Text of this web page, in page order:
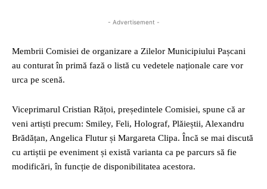
- Advertisement -
Membrii Comisiei de organizare a Zilelor Municipiului Pașcani
au conturat în primă fază o listă cu vedetele naționale care vor
urca pe scenă.
Viceprimarul Cristian Rățoi, președintele Comisiei, spune că ar
veni artiști precum: Smiley, Feli, Holograf, Plăieștii, Alexandru
Brădățan, Angelica Flutur și Margareta Clipa. Încă se mai discută
cu artiștii pe eveniment și există varianta ca pe parcurs să fie
modificări, în funcție de disponibilitatea acestora.